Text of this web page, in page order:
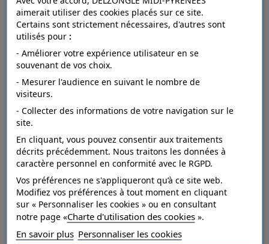
FICHE TECHNIQUE
Dépose arrachable à sec.
Raccord droit.
Entretien lessivable à la brosse.
Résistance à
la lumière
bonne.
Pose Collage sur le mur.
Style Nature,Paysage.
Catégorie Dessin,Grand motif.
aimerait utiliser des cookies placés sur ce site.
Certains sont strictement nécessaires, d'autres sont
utilisés pour :
- Améliorer votre expérience utilisateur en se
souvenant de vos choix.
- Mesurer l'audience en suivant le nombre de
visiteurs.
- Collecter des informations de votre navigation sur le
site.
En cliquant, vous pouvez consentir aux traitements
décrits précédemment. Nous traitons les données à
caractère personnel en conformité avec le RGPD.
Vos préférences ne s'appliqueront qu’à ce site web.
Modifiez vos préférences à tout moment en cliquant
sur « Personnaliser les cookies » ou en consultant
notre page «Charte d'utilisation des cookies».
En savoir plus Personnaliser les cookies